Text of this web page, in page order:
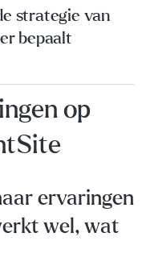
strategie van
bepaalt
op
ervaringen
wel, wat